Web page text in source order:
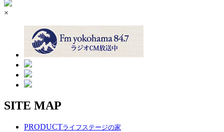
×
SITE MAP
PRODUCTライフステージの家